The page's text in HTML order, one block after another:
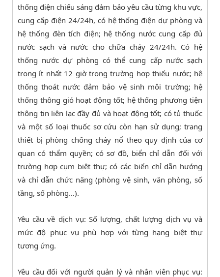
thống điện chiếu sáng đảm bảo yêu cầu từng khu vực,
cung cấp điện 24/24h, có hệ thống điện dự phòng và
hệ thống đèn tích điện; hệ thống nước cung cấp đủ
nước sạch và nước cho chữa cháy 24/24h. Có hệ
thống nước dự phòng có thể cung cấp nước sạch
trong ít nhất 12 giờ trong trường hợp thiếu nước; hệ
thống thoát nước đảm bảo vệ sinh môi trường; hệ
thống thông gió hoạt động tốt; hệ thống phương tiện
thông tin liên lạc đầy đủ và hoạt động tốt; có tủ thuốc
và một số loại thuốc sơ cứu còn hạn sử dụng; trang
thiết bị phòng chống cháy nổ theo quy định của cơ
quan có thẩm quyền; có sơ đồ, biển chỉ dẫn đối với
trường hợp cụm biệt thự; có các biển chỉ dẫn hướng
và chỉ dẫn chức năng (phòng vệ sinh, văn phòng, số
tầng, số phòng…).
Yêu cầu về dịch vụ: Số lượng, chất lượng dịch vụ và
mức độ phục vụ phù hợp với từng hạng biệt thự
tương ứng.
Yêu cầu đối với người quản lý và nhân viên phục vụ: